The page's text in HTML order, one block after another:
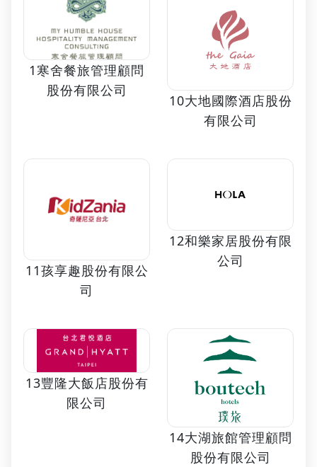
1寒舍餐旅管理顧問
股份有限公司
10大地國際酒店股份
有限公司
11孩享趣股份有限公
司
12和樂家居股份有限
公司
13豐隆大飯店股份有
限公司
14大湖旅館管理顧問
股份有限公司